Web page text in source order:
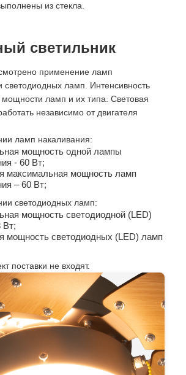
из стекла.
светильник
применение ламп
светодиодных ламп. Интенсивность
мощности ламп и их типа. Световая
независимо от двигателя
ламп накаливания:
мощность одной лампы
- 60 Вт;
максимальная мощность ламп
– 60 Вт;
светодиодных ламп:
мощность светодиодной (LED)
Вт;
мощность светодиодных (LED) ламп
поставки не входят.